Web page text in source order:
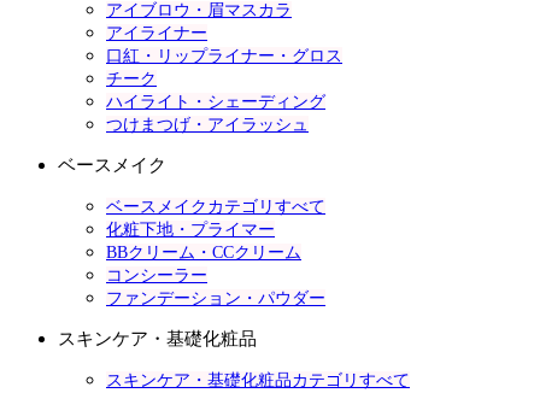
アイブロウ・眉マスカラ
アイライナー
口紅・リップライナー・グロス
チーク
ハイライト・シェーディング
つけまつげ・アイラッシュ
ベースメイク
ベースメイクカテゴリすべて
化粧下地・プライマー
BBクリーム・CCクリーム
コンシーラー
ファンデーション・パウダー
スキンケア・基礎化粧品
スキンケア・基礎化粧品カテゴリすべて